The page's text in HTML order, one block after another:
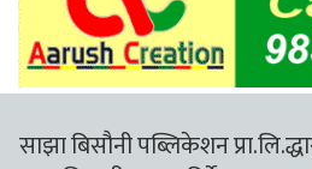
साझा बिसौनी पब्लिकेशन